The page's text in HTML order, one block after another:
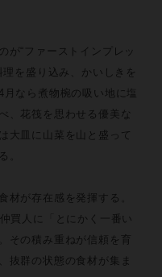
が“ファーストインプレッ
を盛り込み、かいしきを
なら煮物椀の吸い地に塩
、花筏を思わせる優美な
大皿に山菜を山と盛って
。
材が存在感を発揮する。
買人に「とにかく一番い
その積み重ねが信頼を育
抜群の状態の食材が集ま